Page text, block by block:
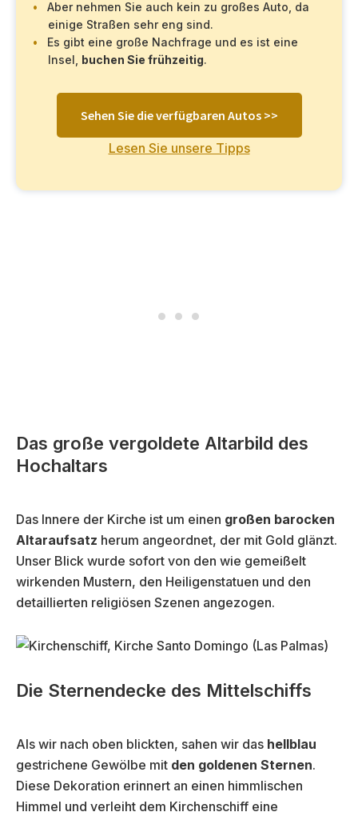
Aber nehmen Sie auch kein zu großes Auto, da
einige Straßen sehr eng sind.
Es gibt eine große Nachfrage und es ist eine
Insel, buchen Sie frühzeitig.
Sehen Sie die verfügbaren Autos >>
Lesen Sie unsere Tipps
Das große vergoldete Altarbild des
Hochaltars
Das Innere der Kirche ist um einen großen barocken
Altaraufsatz herum angeordnet, der mit Gold glänzt.
Unser Blick wurde sofort von den wie gemeißelt
wirkenden Mustern, den Heiligenstatuen und den
detaillierten religiösen Szenen angezogen.
Die Sternendecke des Mittelschiffs
Als wir nach oben blickten, sahen wir das hellblau
gestrichene Gewölbe mit den goldenen Sternen.
Diese Dekoration erinnert an einen himmlischen
Himmel und verleiht dem Kirchenschiff eine